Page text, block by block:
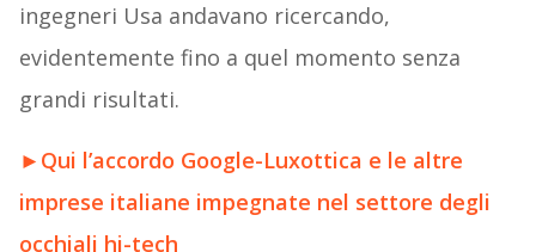
ingegneri Usa andavano ricercando,
evidentemente fino a quel momento senza
grandi risultati.
► Qui l’accordo Google-Luxottica e le altre
imprese italiane impegnate nel settore degli
occhiali hi-tech